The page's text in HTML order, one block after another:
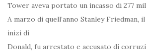
Tower aveva portato un incasso di 277
A marzo di quell’anno Stanley Friedman,
inizi di
Donald, fu arrestato e accusato di